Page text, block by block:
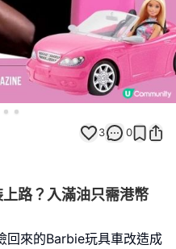
3 0
路？入滿油只需港幣
回來的Barbie玩具車改造成